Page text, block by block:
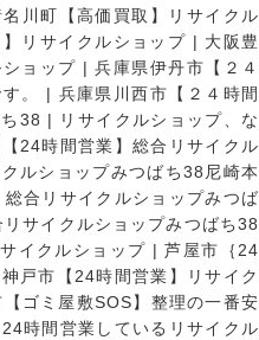
名川町【高価買取】リサイクル
リサイクルショップ | 大阪豊
ョップ |兵庫県伊丹市【２４
。
| 兵庫県川西市【２４時間
38 |
リサイクルショップ、な
24時間営業】総合リサイクル
ルショップみつばち38尼崎本
合リサイクルショップみつば
サイクルショップみつばち38
イクルショップ |芦屋市｛24
神戸市【24時間営業】リサイク
【ゴミ屋敷SOS】整理の一番安
時間営業しているリサイクル